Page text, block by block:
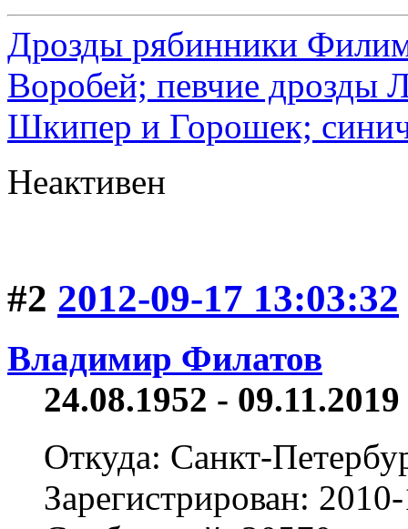
Дрозды рябинники
Воробей; певчие дрозды
Шкипер и Горошек;
Неактивен
#2 2012-09-17 13:03:32
Владимир Филатов
24.08.1952 -
Откуда: Санкт-
Зарегистрирован: